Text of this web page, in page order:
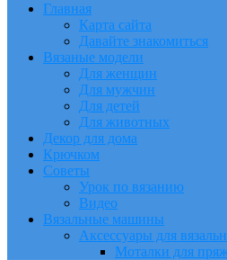
Главная
Карта сайта
Давайте знакомиться
Вязаные модели
Для женщин
Для мужчин
Для детей
Для животных
Декор для дома
Крючком
Советы
Урок по вязанию
Видео
Вязальные машины
Аксессуары для
Моталки для